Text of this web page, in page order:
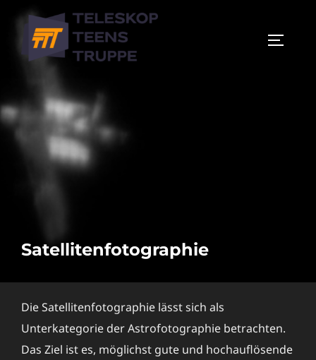
springen
Satellitenfotographie
Die Satellitenfotographie lässt sich als
Unterkategorie der Astrofotographie betrachten.
Das Ziel ist es, möglichst gute und hochauflösende